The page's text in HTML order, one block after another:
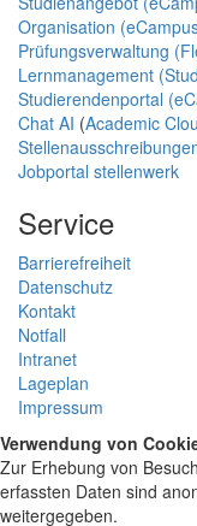
Organisation
Prüfungsverwaltung
Lernmanagement
Studierendenportal
Chat AI (Academic
Jobportal stellenwerk
Service
Barrierefreiheit
Datenschutz
Kontakt
Notfall
Intranet
Lageplan
Impressum
Verwendung von
Zur Erhebung von
erfassten Daten sind
weitergegeben.